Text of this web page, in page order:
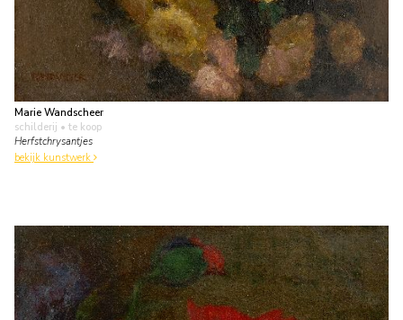
Marie Wandscheer
schilderij • te koop
Herfstchrysantjes
bekijk kunstwerk